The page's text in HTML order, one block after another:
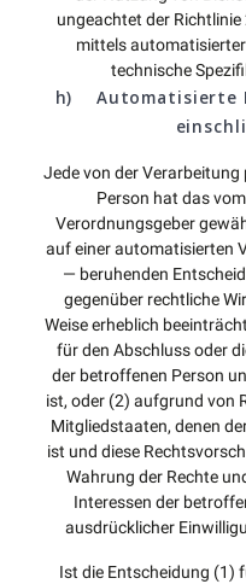
ungeachtet der
mittels
technische
h) Automatisierte
Jede von der
Person hat das
Verordnungsgeber
auf einer automatisierten
— beruhenden
gegenüber rechtliche
Weise erheblich
für den Abschluss oder
der betroffenen Person
ist, oder (2) aufgrund von
Mitgliedstaaten, denen
ist und diese
Wahrung der Rechte
Interessen der
ausdrücklicher
Ist die Entscheidung (1)